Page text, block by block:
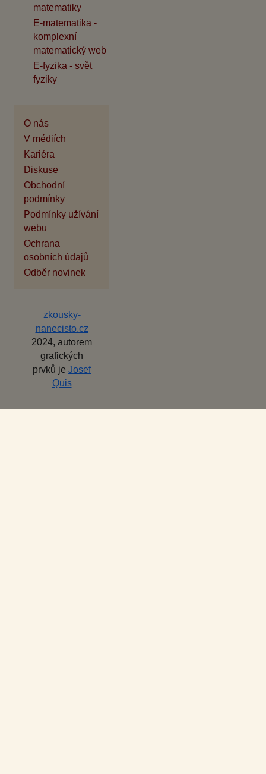
matematiky
E-matematika -
komplexní
matematický web
E-fyzika - svět
fyziky
O nás
V médiích
Kariéra
Diskuse
Obchodní
podmínky
Podmínky užívání
webu
Ochrana
osobních údajů
Odběr novinek
zkousky-
nanecisto.cz
2024, autorem
grafických
prvků je Josef
Quis